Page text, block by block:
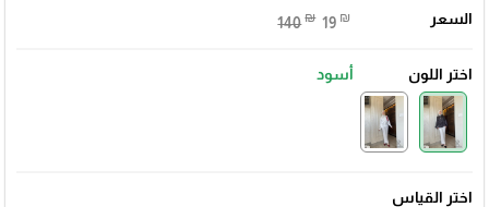
السعر 140 ₪ 19 ₪
اختر اللون أسود
اختر القياس